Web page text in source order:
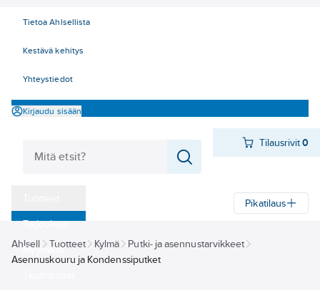
Tietoa Ahlsellista
Kestävä kehitys
Yhteystiedot
Kirjaudu sisään
Tilausrivit 0
‎Tarjoukset
Myymälät
Pikatilaus
Ahlsell Tuotteet Kylmä
Putki- ja asennustarvikkeet
Asennuskouru ja Kondenssiputket